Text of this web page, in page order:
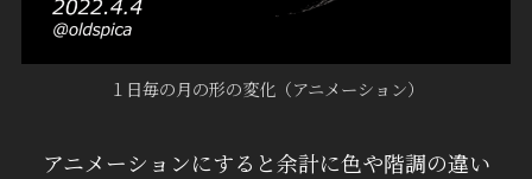
１日毎の月の形の変化（アニメーション）
アニメーションにすると余計に色や階調の違い